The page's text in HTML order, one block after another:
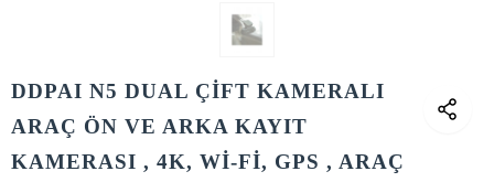
DDPAI N5 DUAL ÇİFT KAMERALI
ARAÇ ÖN VE ARKA KAYIT
KAMERASI , 4K, Wİ-Fİ, GPS , ARAÇ